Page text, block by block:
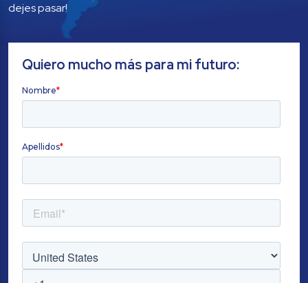
dejes pasar!
Quiero mucho más para mi futuro: